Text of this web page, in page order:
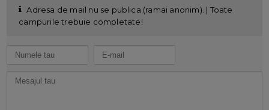
Adresa de mail nu se publica (ramai anonim). | Toate
campurile trebuie completate!